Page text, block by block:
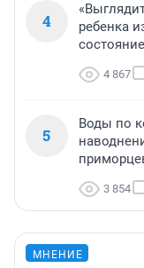
4
ребенка
4 867
5
Воды по
3 854
МНЕНИЕ